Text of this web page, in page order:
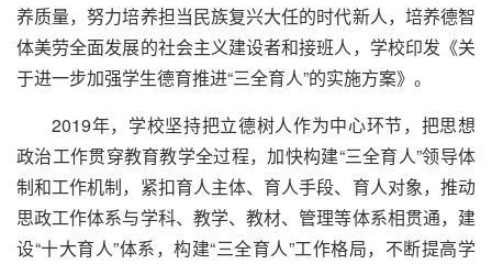
养质量，努力培养担当民族复兴大任的时代新人，培养德智
体美劳全面发展的社会主义建设者和接班人，学校印发《关
于进一步加强学生德育推进“三全育人”的实施方案》。
2019年，学校坚持把立德树人作为中心环节，把思想
政治工作贯穿教育教学全过程，加快构建“三全育人”领导体
制和工作机制，紧扣育人主体、育人手段、育人对象，推动
思政工作体系与学科、教学、教材、管理等体系相贯通，建
设“十大育人”体系，构建“三全育人”工作格局，不断提高学